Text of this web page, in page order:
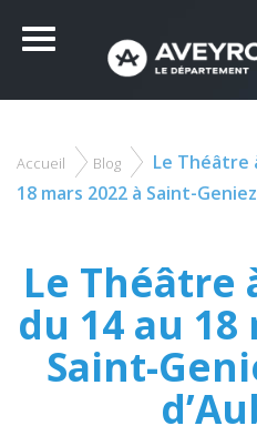
Menu
Vous
êtes
Accueil Blog
Le Théâtre
18 mars 2022 à Saint-
Le Théâtre
du 14 au 18
Saint-
ceux que vous souhaitez activer
Tout accepter Tout refuser